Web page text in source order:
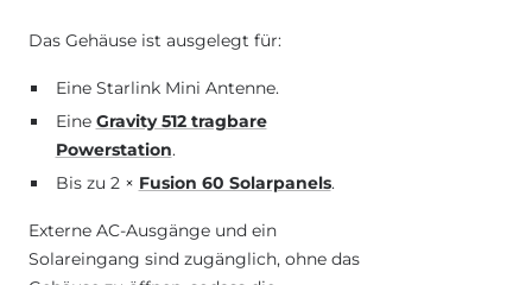
Das Gehäuse ist ausgelegt für:
Eine Starlink Mini Antenne.
Eine Gravity 512 tragbare
Powerstation.
Bis zu 2 × Fusion 60 Solarpanels.
Externe AC-Ausgänge und ein
Solareingang sind zugänglich, ohne das